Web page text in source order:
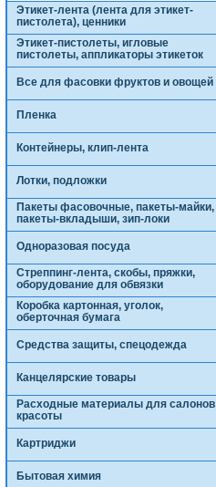
Этикет-лента (лента для этикет-
пистолета), ценники
Этикет-пистолеты, игловые
пистолеты, аппликаторы этикеток
Все для фасовки фруктов и овощей
Пленка
Контейнеры, клип-лента
Лотки, подложки
Пакеты фасовочные, пакеты-майки,
пакеты-вкладыши, зип-локи
Одноразовая посуда
Стреппинг-лента, скобы, пряжки,
оборудование для обвязки
Коробка картонная, уголок,
оберточная бумага
Средства защиты, спецодежда
Канцелярские товары
Расходные материалы для салонов
красоты
Картриджи
Бытовая химия